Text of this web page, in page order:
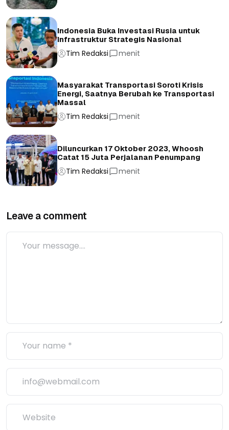
Indonesia Buka Investasi Rusia untuk
Infrastruktur Strategis Nasional
Tim Redaksi menit
Masyarakat Transportasi Soroti Krisis
Energi, Saatnya Berubah ke Transportasi
Massal
Tim Redaksi menit
Diluncurkan 17 Oktober 2023, Whoosh
Catat 15 Juta Perjalanan Penumpang
Tim Redaksi menit
Leave a comment